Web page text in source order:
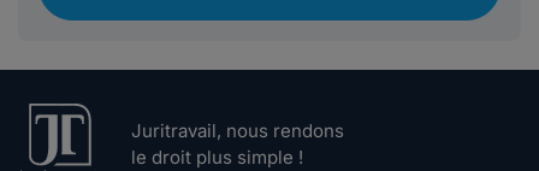
Juritravail, nous rendons
le droit plus simple !